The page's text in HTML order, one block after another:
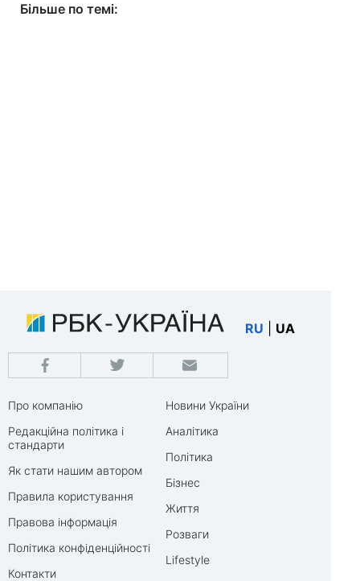
Більше по темі:
RU UA
Про компанію
Редакційна політика і
стандарти
Як стати нашим автором
Правила користування
Правова інформація
Політика конфіденційності
Контакти
Новини України
Аналітика
Політика
Бізнес
Життя
Розваги
Lifestyle